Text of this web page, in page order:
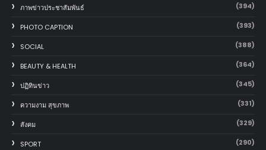
ภาพข่าวประชาสัมพันธ์ (394)
PHOTO CAPTION (393)
SOCIAL (388)
BEAUTY & HEALTH (364)
ปฏิทินข่าว (345)
ความงาม สุขภาพ (331)
สังคม (329)
SPORT (290)